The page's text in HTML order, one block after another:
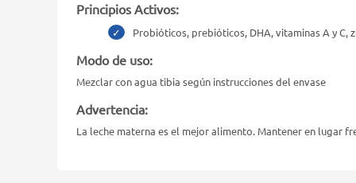
Principios Activos:
Probióticos, prebióticos, DHA, vitaminas A y C,
Modo de uso:
Mezclar con agua tibia según instrucciones del envase
Advertencia:
La leche materna es el mejor alimento. Mantener en lugar